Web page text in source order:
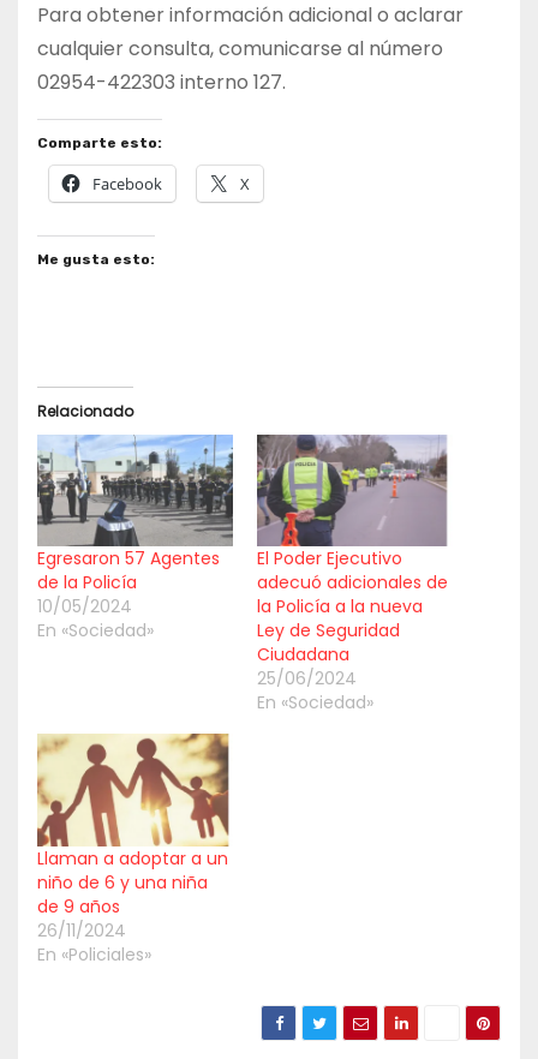
Para obtener información adicional o aclarar
cualquier consulta, comunicarse al número
02954-422303 interno 127.
Comparte esto:
Facebook X
Me gusta esto:
Relacionado
Egresaron 57 Agentes
de la Policía
10/05/2024
En «Sociedad»
El Poder Ejecutivo
adecuó adicionales de
la Policía a la nueva
Ley de Seguridad
Ciudadana
25/06/2024
En «Sociedad»
Llaman a adoptar a un
niño de 6 y una niña
de 9 años
26/11/2024
En «Policiales»